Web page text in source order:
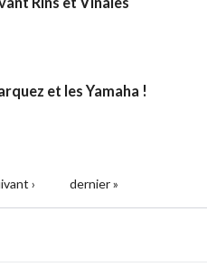
et les Yamaha !
› dernier »